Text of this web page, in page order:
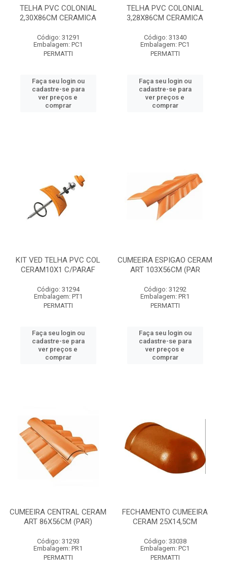
TELHA PVC COLONIAL
2,30X86CM CERAMICA
Código: 31291
Embalagem: PC1
PERMATTI
Faça seu login ou
cadastre-se para
ver preços e
comprar
TELHA PVC COLONIAL
3,28X86CM CERAMICA
Código: 31340
Embalagem: PC1
PERMATTI
Faça seu login ou
cadastre-se para
ver preços e
comprar
KIT VED TELHA PVC COL
CERAM10X1 C/PARAF
Código: 31294
Embalagem: PT1
PERMATTI
Faça seu login ou
cadastre-se para
ver preços e
comprar
CUMEEIRA ESPIGAO CERAM
ART 103X56CM (PAR
Código: 31292
Embalagem: PR1
PERMATTI
Faça seu login ou
cadastre-se para
ver preços e
comprar
CUMEEIRA CENTRAL CERAM
ART 86X56CM (PAR)
Código: 31293
Embalagem: PR1
PERMATTI
FECHAMENTO CUMEEIRA
CERAM 25X14,5CM
Código: 33038
Embalagem: PC1
PERMATTI